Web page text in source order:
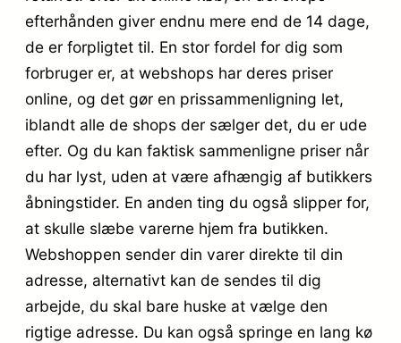
efterhånden giver endnu mere end de 14 dage,
de er forpligtet til. En stor fordel for dig som
forbruger er, at webshops har deres priser
online, og det gør en prissammenligning let,
iblandt alle de shops der sælger det, du er ude
efter. Og du kan faktisk sammenligne priser når
du har lyst, uden at være afhængig af butikkers
åbningstider. En anden ting du også slipper for,
at skulle slæbe varerne hjem fra butikken.
Webshoppen sender din varer direkte til din
adresse, alternativt kan de sendes til dig
arbejde, du skal bare huske at vælge den
rigtige adresse. Du kan også springe en lang kø